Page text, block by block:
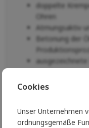
doppelte
Ohren
Atmungsaktiv
Betonung der
Warum Wolle?
natürliche
wärmt auch
Cookies
Unser Unternehmen
ordnungsgemäße